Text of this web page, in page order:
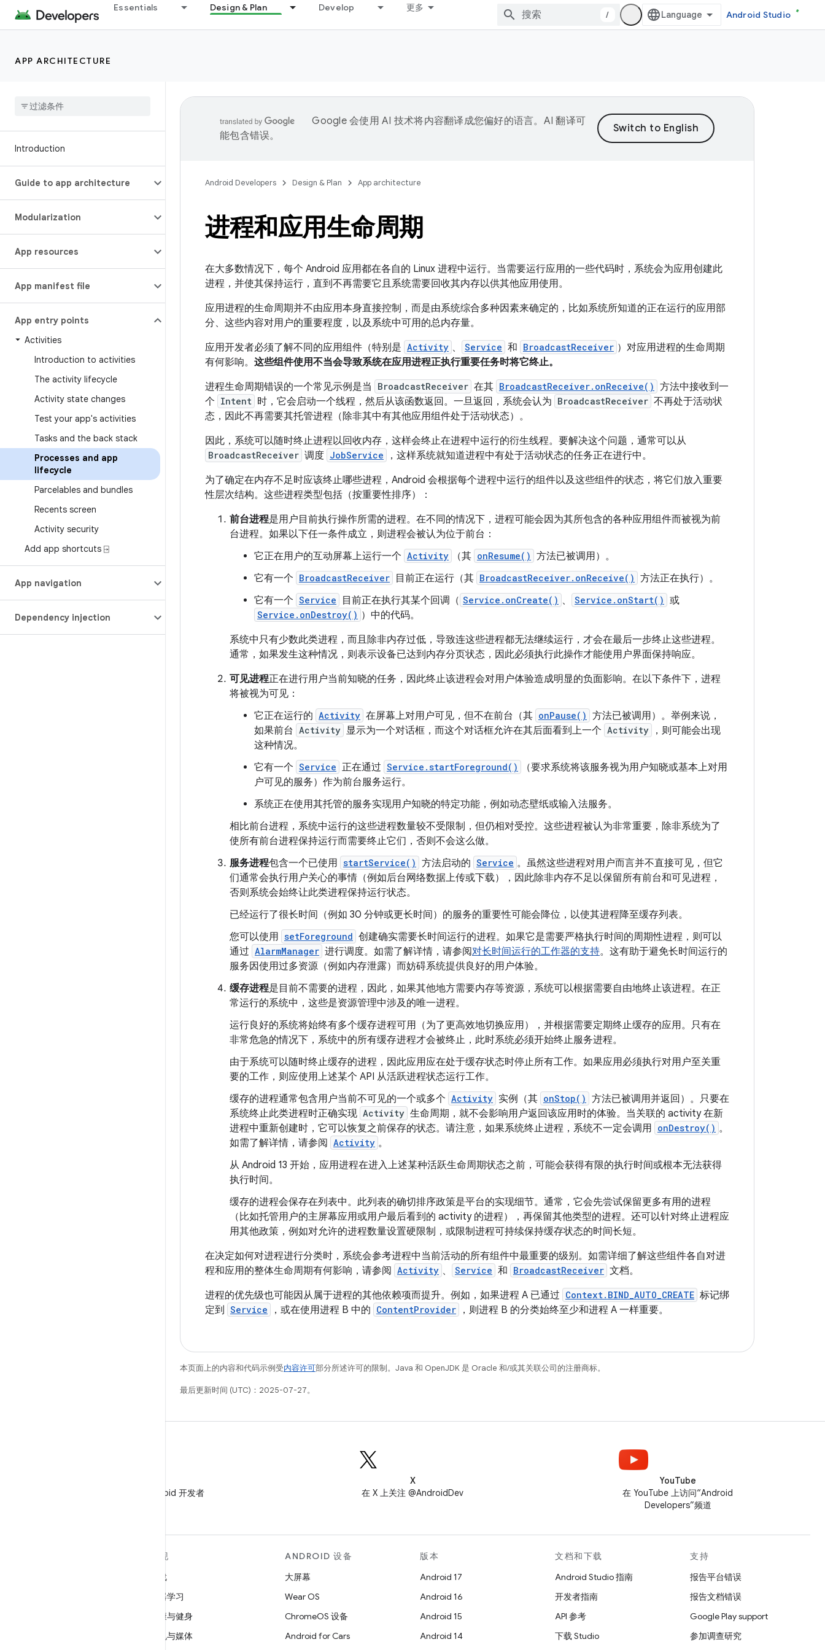
Essentials Design & Plan Develop 更多
/ Android Studio
APP ARCHITECTURE
Introduction
Guide to app architecture
Modularization
App resources
App manifest file
App entry points
Activities
Introduction to activities
The activity lifecycle
Activity state changes
Test your app's activities
Tasks and the back stack
Processes and app
lifecycle
Parcelables and bundles
Recents screen
Activity security
Add app shortcuts ⍈
App navigation
Dependency injection
Google 会使用 AI 技术将内容翻译成您偏好的语言。AI 翻译可
能包含错误。
Android Developers Design & Plan App architecture
进程和应用生命周期
在大多数情况下，每个 Android 应用都在各自的 Linux 进程中运行。当需要运行应用的一些代码时，系统会为应用创建此
进程，并使其保持运行，直到不再需要它且系统需要回收其内存以供其他应用使用。
应用进程的生命周期并不由应用本身直接控制， 而是由系统综合多种因素来确定的，比如系统所知道的正在运行的应用部
分、这些内容对用户的重要程度，以及系统中可用的总内存量。
应用开发者必须了解不同的应用组件（特别是 Activity 、 Service 和 BroadcastReceiver ）对应用进程的生命周期
有何影响。 这些组件使用不当会导致系统在应用进程正执行重要任务时将它终止。
进程生命周期错误的一个常见示例是当
BroadcastReceiver 在其 BroadcastReceiver.onReceive() 方法中接收到一
个 Intent 时，它会启动一个线程，然后从该函数返回。一旦返回，系统会认为 BroadcastReceiver 不再处于活动状
态，因此不再需要其托管进程（除非其中有其他应用组件处于活动状态）。
因此，系统可以随时终止进程以回收内存，这样会终止在进程中运行的衍生线程。要解决这个问题，通常可以从
BroadcastReceiver 调度 JobService
，这样系统就知道进程中有处于活动状态的任务正在进行中。
为了确定在内存不足时应该终止哪些进程，Android 会根据每个进程中运行的组件以及这些组件的状态，将它们放入重要
性层次结构。这些进程类型包括（按重要性排序）：
前台进程是用户目前执行操作所需的进程。在不同的情况下，进程可能会因为其所包含的各种应用组件而被视为前
台进程。如果以下任一条件成立，则进程会被认为位于前台：
它正在用户的互动屏幕上运行一个 Activity （其 onResume() 方法已被调用）。
它有一个 BroadcastReceiver 目前正在运行（其 BroadcastReceiver.onReceive() 方法正在执行）。
它有一个 Service 目前正在执行其某个回调（ Service.onCreate() 、 Service.onStart() 或
Service.onDestroy() ）中的代码。
系统中只有少数此类进程，而且除非内存过低，导致连这些进程都无法继续运行，才会在最后一步终止这些进程。
通常，如果发生这种情况，则表示设备已达到内存分页状态，因此必须执行此操作才能使用户界面保持响应。
可见进程正在进行用户当前知晓的任务，因此终止该进程会对用户体验造成明显的负面影响。在以下条件下，进程
将被视为可见：
它正在运行的 Activity 在屏幕上对用户可见，但不在前台（其 onPause() 方法已被调用）。举例来说，
如果前台 Activity 显示为一个对话框，而这个对话框允许在其后面看到上一个 Activity
，则可能会出现
这种情况。
它有一个 Service 正在通过 Service.startForeground()
（要求系统将该服务视为用户知晓或基本上对用
户可见的服务）作为前台服务运行。
系统正在使用其托管的服务实现用户知晓的特定功能，例如动态壁纸或输入法服务。
相比前台进程，系统中运行的这些进程数量较不受限制，但仍相对受控。这些进程被认为非常重要，除非系统为了
使所有前台进程保持运行而需要终止它们，否则不会这么做。
服务进程包含一个已使用 startService() 方法启动的 Service 。虽然这些进程对用户而言并不直接可见，但它
们通常会执行用户关心的事情（例如后台网络数据上传或下载），因此除非内存不足以保留所有前台和可见进程，
否则系统会始终让此类进程保持运行状态。
已经运行了很长时间（例如 30 分钟或更长时间）的服务的重要性可能会降位，以使其进程降至缓存列表。
您可以使用 setForeground 创建确实需要长时间运行的进程。如果它是需要严格执行时间的周期性进程，则可以
通过 AlarmManager 进行调度。如需了解详情，请参阅对长时间运行的工作器的支持。这有助于避免长时间运行的
服务因使用过多资源（例如内存泄露）而妨碍系统提供良好的用户体验。
缓存进程是目前不需要的进程，因此，如果其他地方需要内存等资源，系统可以根据需要自由地终止该进程。在正
常运行的系统中，这些是资源管理中涉及的唯一进程。
运行良好的系统将始终有多个缓存进程可用（为了更高效地切换应用），并根据需要定期终止缓存的应用。只有在
非常危急的情况下，系统中的所有缓存进程才会被终止，此时系统必须开始终止服务进程。
由于系统可以随时终止缓存的进程，因此应用应在处于缓存状态时停止所有工作。如果应用必须执行对用户至关重
要的工作，则应使用上述某个 API 从活跃进程状态运行工作。
缓存的进程通常包含用户当前不可见的一个或多个 Activity 实例（其 onStop() 方法已被调用并返回）。只要在
系统终止此类进程时正确实现 Activity 生命周期，就不会影响用户返回该应用时的体验。当关联的 activity 在新
进程中重新创建时，它可以恢复之前保存的状态。请注意，如果系统终止进程，系统不一定会调用 onDestroy() 。
如需了解详情，请参阅 Activity 。
从 Android 13 开始，应用进程在进入上述某种活跃生命周期状态之前，可能会获得有限的执行时间或根本无法获得
执行时间。
缓存的进程会保存在列表中。此列表的确切排序政策是平台的实现细节。通常，它会先尝试保留更多有用的进程
（比如托管用户的主屏幕应用或用户最后看到的 activity 的进程），再保留其他类型的进程。还可以针对终止进程应
用其他政策，例如对允许的进程数量设置硬限制，或限制进程可持续保持缓存状态的时间长短。
在决定如何对进程进行分类时，系统会参考进程中当前活动的所有组件中最重要的级别。如需详细了解这些组件各自对进
程和应用的整体生命周期有何影响，请参阅 Activity 、 Service 和 BroadcastReceiver 文档。
进程的优先级也可能因从属于进程的其他依赖项而提升。例如，如果进程 A 已通过 Context.BIND_AUTO_CREATE 标记绑
定到 Service ，或在使用进程 B 中的 ContentProvider ，则进程 B 的分类始终至少和进程 A 一样重要。
本页面上的内容和代码示例受内容许可部分所述许可的限制。Java 和 OpenJDK 是 Oracle 和/或其关联公司的注册商标。
最后更新时间 (UTC)：2025-07-27。
在微信中关注 Android 开发者
X
在 X 上关注 @AndroidDev
YouTube
在 YouTube 上访问“Android
Developers”频道
发现
游戏
机器学习
健康与健身
相机与媒体
ANDROID 设备
大屏幕
Wear OS
ChromeOS 设备
Android for Cars
版本
Android 17
Android 16
Android 15
Android 14
文档和下载
Android Studio 指南
开发者指南
API 参考
下载 Studio
支持
报告平台错误
报告文档错误
Google Play support
参加调查研究